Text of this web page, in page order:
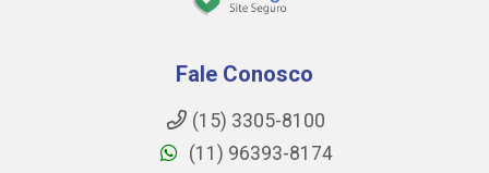
Fale Conosco
(15) 3305-8100
(11) 96393-8174